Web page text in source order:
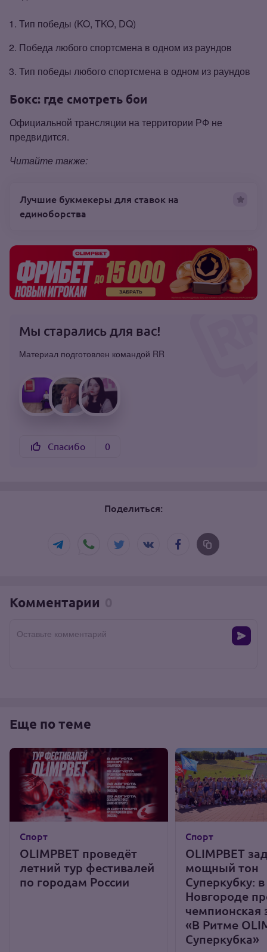
Тип победы (KO, TKO, DQ)
Победа любого спортсмена в одном из раундов
Тип победы любого спортсмена в одном из раундов
Бокс: где смотреть бои
Официальной трансляции на территории РФ не
предвидится.
Читайте также:
Лучшие букмекеры для ставок на
единоборства
Мы старались для вас!
Материал подготовлен командой RR
Спасибо 0
Поделиться:
Комментарии
Оставьте комментарий
Еще по теме
Спорт
OLIMPBET проведёт
летний тур фестивалей
по городам России
Спорт
OLIMPBET
мощный тон
Суперкубку:
Новгороде
чемпионская
«В Ритме
Суперкубка»